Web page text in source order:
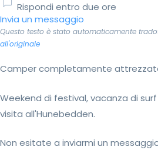
Rispondi entro due ore
Invia un messaggio
Questo testo è stato automaticamente
all'originale
Camper completamente
Weekend di festival, vacanza di
visita all'Hunebedden.
Non esitate a inviarmi un